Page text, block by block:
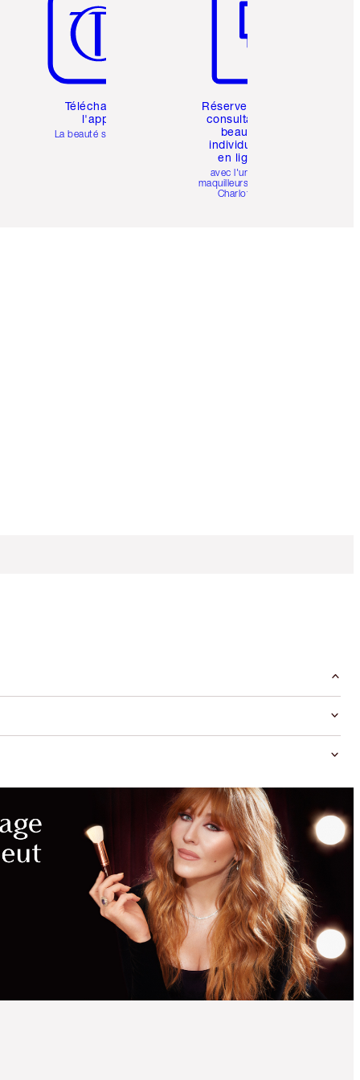
Téléchargez
l'appli
La beauté simplifiée
Réservez une
consultation
beauté
individuelle
en ligne
avec l'un des
maquilleurs pro de
Charlotte.